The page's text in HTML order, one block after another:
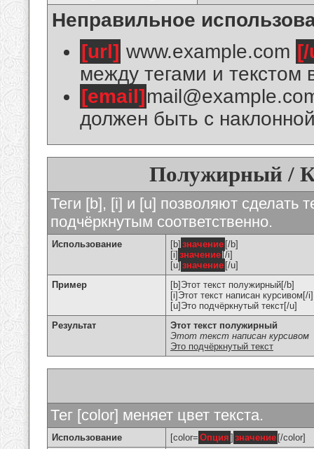
Неправильное
[url] www.example.com
между тегами и текстом
[email]
должен быть с
Полужирный /
Теги [b], [i] и [u] позволяют сделать
подчёркнутым соответственно.
Использование [b] значение [/b]
[i] значение [/i]
[u] значение [/u]
Пример
[b]Этот текст полужирный[/b]
[i]Этот текст написан курсивом[/i]
[u]Это подчёркнутый текст[/u]
Результат
Этот текст полужирный
Этот текст написан курсивом
Это подчёркнутый текст
Тег [color] меняет цвет текста.
Использование [color= Опция ] значение [/color]